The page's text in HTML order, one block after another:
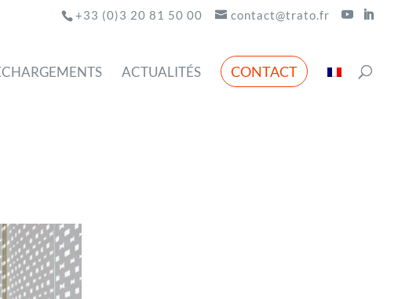
+33 (0)3 20 81 50 00 contact@trato.fr
ACTUALITÉS CONTACT